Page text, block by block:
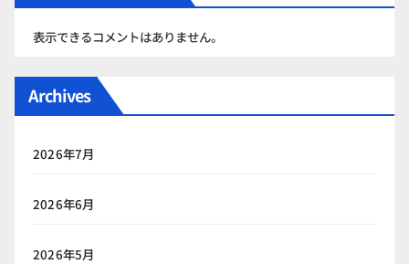
表示できるコメントはありません。
Archives
2026年7月
2026年6月
2026年5月